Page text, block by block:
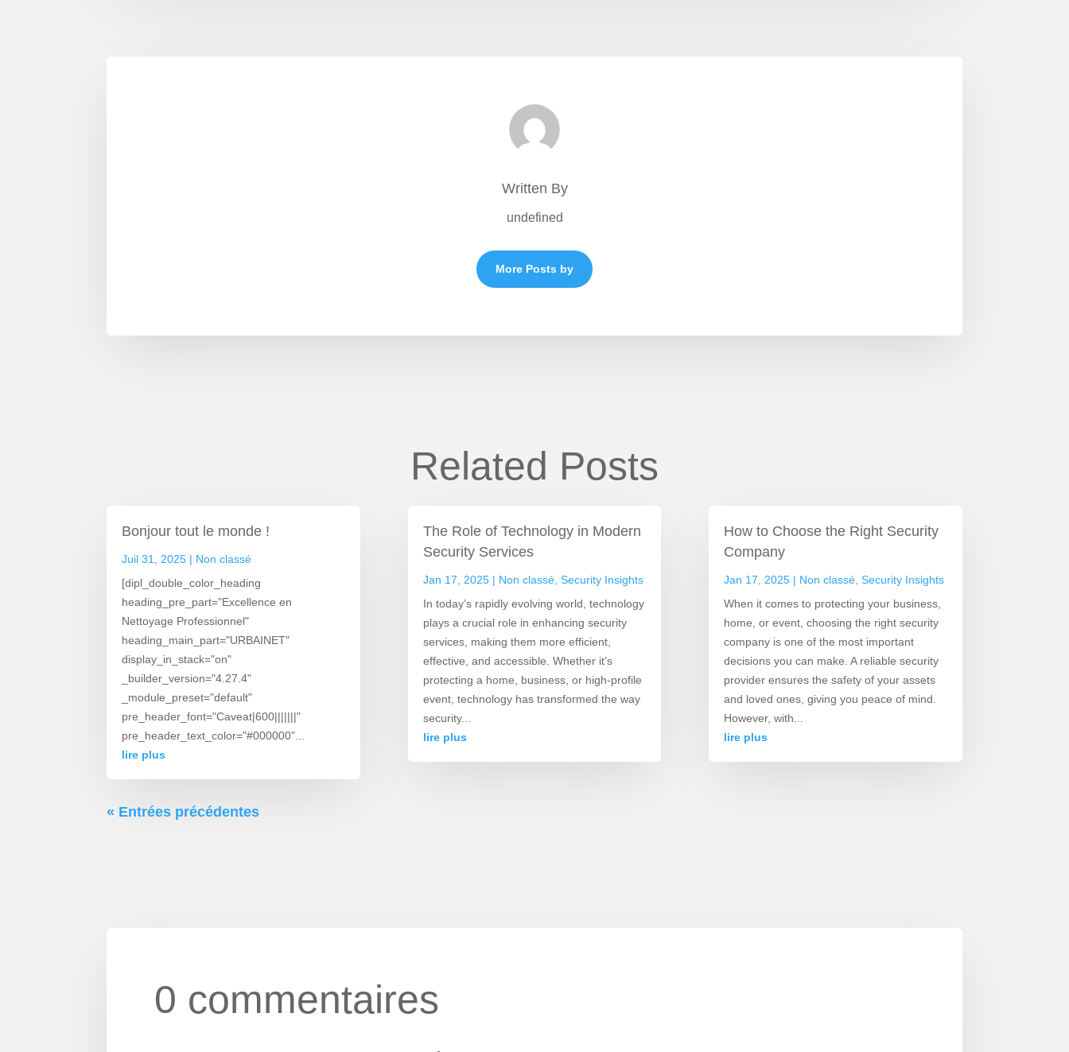
Written By
undefined
More Posts by
Related Posts
Bonjour tout le monde !
Juil 31, 2025 | Non classé
[dipl_double_color_heading
heading_pre_part="Excellence en
Nettoyage Professionnel"
heading_main_part="URBAINET"
display_in_stack="on"
_builder_version="4.27.4"
_module_preset="default"
pre_header_font="Caveat|600|||||||"
pre_header_text_color="#000000"...
lire plus
The Role of Technology in Modern
Security Services
Jan 17, 2025| Non classé, Security Insights
In today’s rapidly evolving world, technology
plays a crucial role in enhancing security
services, making them more efficient,
effective, and accessible. Whether it’s
protecting a home, business, or high-profile
event, technology has transformed the way
security...
lire plus
How to Choose the Right Security
Company
Jan 17, 2025| Non classé, Security Insights
When it comes to protecting your business,
home, or event, choosing the right security
company is one of the most important
decisions you can make. A reliable security
provider ensures the safety of your assets
and loved ones, giving you peace of mind.
However, with...
lire plus
« Entrées précédentes
0 commentaires